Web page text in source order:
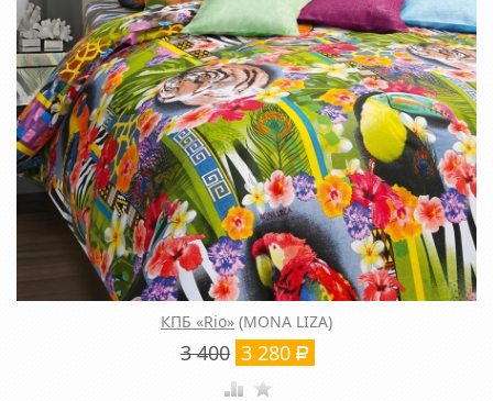
КПБ «Rio» (MONA LIZA)
3 400 3 280 Р